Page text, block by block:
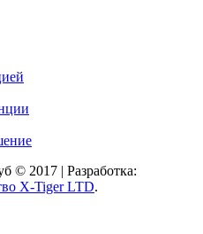
© 2017 | Разработка:
X-Tiger LTD.